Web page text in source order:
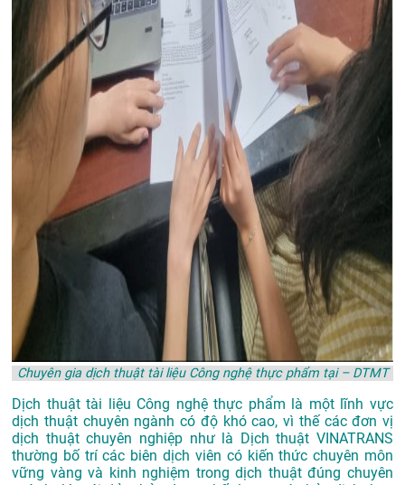
Chuyên gia dịch thuật tài liệu Công nghệ thực phẩm tại – DTMT
Dịch thuật tài liệu Công nghệ thực phẩm là một lĩnh vực
dịch thuật chuyên ngành có độ khó cao, vì thế các đơn vị
dịch thuật chuyên nghiệp như là Dịch thuật VINATRANS
thường bố trí các biên dịch viên có kiến thức chuyên môn
vững vàng và kinh nghiệm trong dịch thuật đúng chuyên